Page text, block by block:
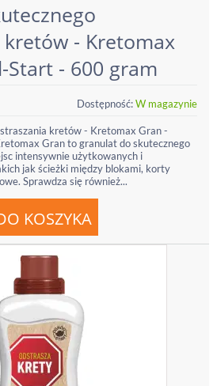
- Kretomax
Start - 600 gram
Dostępność:W magazynie
kretów - Kretomax Gran -
Gran to granulat do skutecznego
intensywnie użytkowanych i
jak ścieżki między blokami, korty
Sprawdza się również...